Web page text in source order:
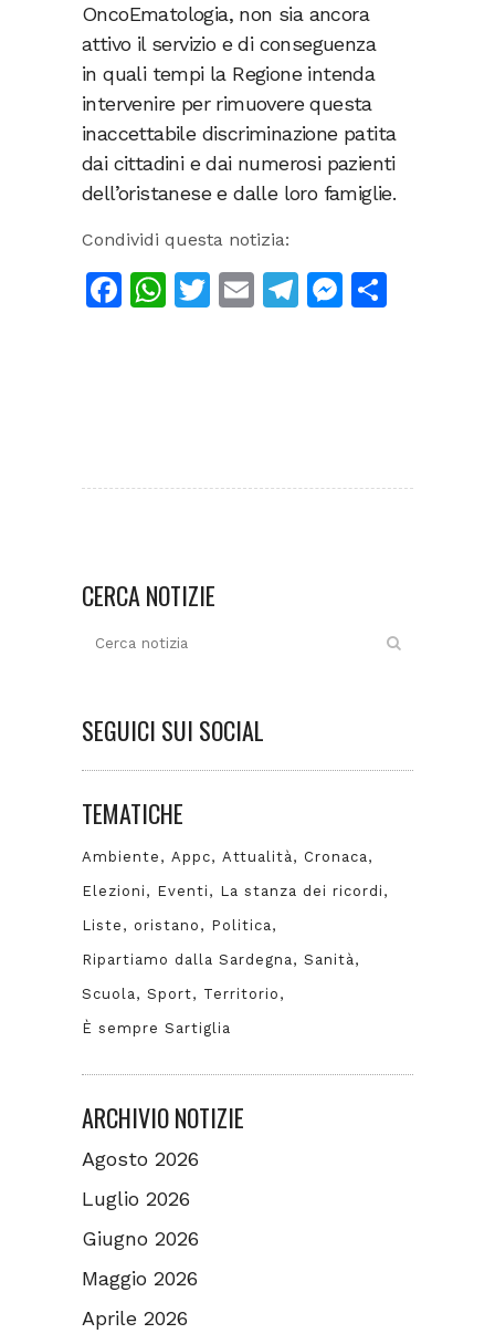
OncoEmatologia, non sia ancora
attivo il servizio e di conseguenza
in quali tempi la Regione intenda
intervenire per rimuovere questa
inaccettabile discriminazione patita
dai cittadini e dai numerosi pazienti
dell’oristanese e dalle loro famiglie.
Condividi questa notizia:
Facebook
WhatsApp
Twitter
EmailTelegram
CERCA NOTIZIE
SEGUICI SUI SOCIAL
TEMATICHE
Ambiente Appc Attualità Cronaca
Elezioni Eventi La stanza dei ricordi
Liste oristano Politica
Ripartiamo dalla Sardegna Sanità
Scuola Sport Territorio
È sempre Sartiglia
ARCHIVIO NOTIZIE
Agosto 2026
Luglio 2026
Giugno 2026
Maggio 2026
Aprile 2026